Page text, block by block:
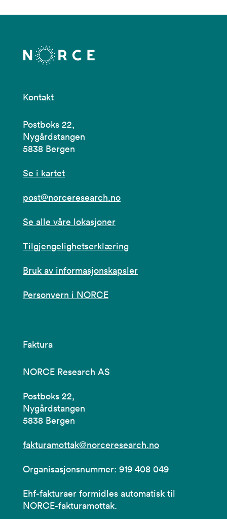
Kontakt
Postboks 22,
Nygårdstangen
5838 Bergen
Se i kartet
post@norceresearch.no
Se alle våre lokasjoner
Tilgjengelighetserklæring
Bruk av informasjonskapsler
Personvern i NORCE
Faktura
NORCE Research AS
Postboks 22,
Nygårdstangen
5838 Bergen
fakturamottak@norceresearch.no
Organisasjonsnummer: 919 408 049
Ehf-fakturaer formidles automatisk til
NORCE-fakturamottak.